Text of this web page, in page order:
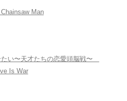
Man
い〜天才たちの恋愛頭脳戦〜
Is War